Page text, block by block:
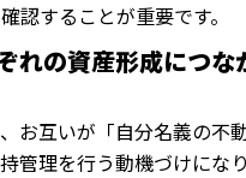
認することが重要です。
れの資産形成につな
お互いが「自分名義の不
管理を行う動機づけにな